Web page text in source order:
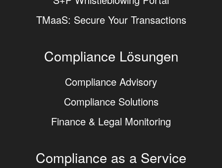
TMaaS: Secure Your Transactions
Compliance Lösungen
Compliance Advisory
Compliance Solutions
Finance & Legal Monitoring
Compliance as a Service